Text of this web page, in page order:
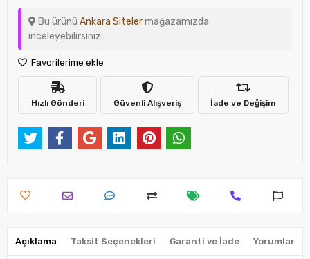
Bu ürünü Ankara Sitelermağazamızda
inceleyebilirsiniz.
Favorilerime ekle
Hızlı Gönderi Güvenli Alışveriş İade ve Değişim
Açıklama Taksit Seçenekleri Garanti ve İade Yorumlar